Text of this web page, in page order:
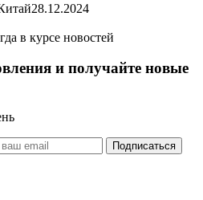
28.12.2024
в курсе новостей
и получайте новые